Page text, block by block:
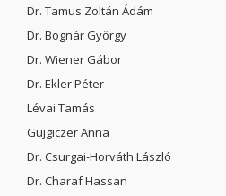
Dr. Tamus Zoltán Ádám
Dr. Bognár György
Dr. Wiener Gábor
Dr. Ekler Péter
Lévai Tamás
Gujgiczer Anna
Dr. Csurgai-Horváth László
Dr. Charaf Hassan